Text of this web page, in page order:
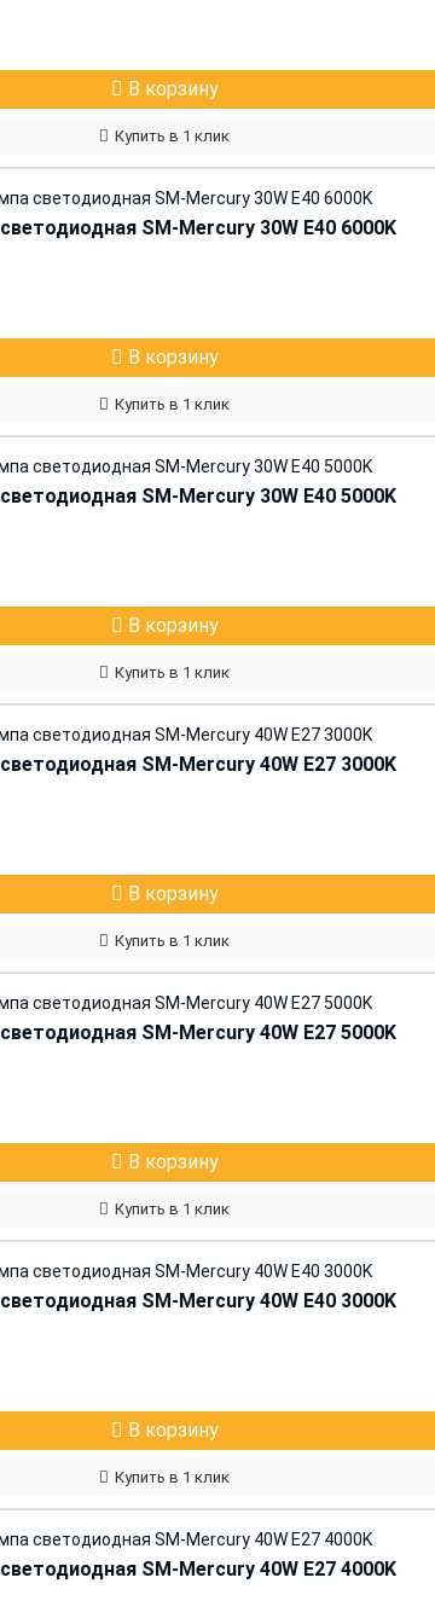
В корзину
Купить в 1 клик
SM-Mercury 30W E40 6000K
В корзину
Купить в 1 клик
SM-Mercury 30W E40 5000K
В корзину
Купить в 1 клик
SM-Mercury 40W E27 3000K
В корзину
Купить в 1 клик
SM-Mercury 40W E27 5000K
В корзину
Купить в 1 клик
SM-Mercury 40W E40 3000K
В корзину
Купить в 1 клик
SM-Mercury 40W E27 4000K